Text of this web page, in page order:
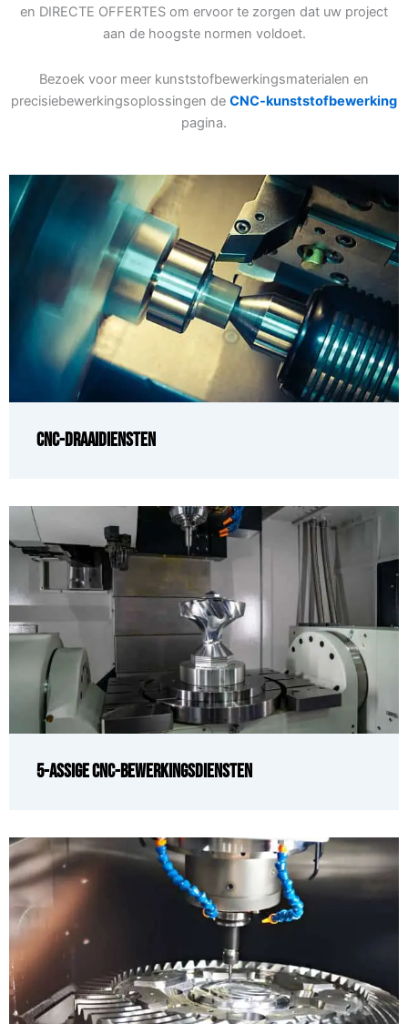
en DIRECTE OFFERTES om ervoor te zorgen dat uw project
aan de hoogste normen voldoet.
Bezoek voor meer kunststofbewerkingsmaterialen en
precisiebewerkingsoplossingen de CNC-kunststofbewerking
pagina.
CNC-draaidiensten
5-assige CNC-bewerkingsdiensten